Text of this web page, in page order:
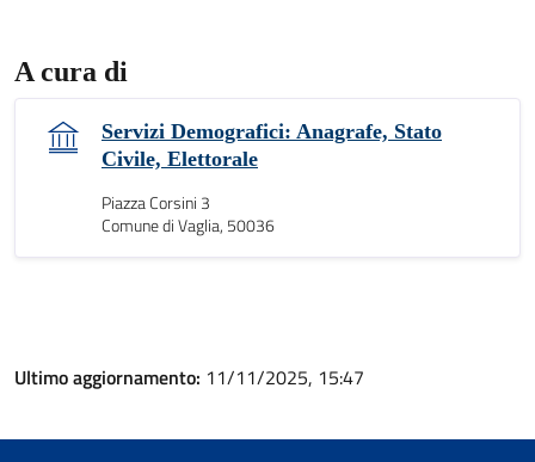
A cura di
Servizi Demografici: Anagrafe, Stato
Civile, Elettorale
Piazza Corsini 3
Comune di Vaglia, 50036
Ultimo aggiornamento: 11/11/2025, 15:47